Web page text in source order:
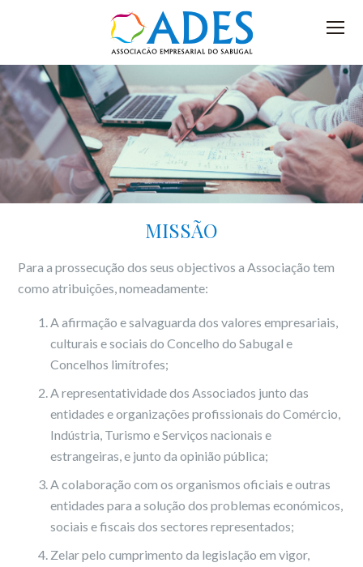
MISSÃO
Para a prossecução dos seus objectivos a Associação tem
como atribuições, nomeadamente:
A afirmação e salvaguarda dos valores empresariais,
culturais e sociais do Concelho do Sabugal e
Concelhos limítrofes;
A representatividade dos Associados junto das
entidades e organizações profissionais do Comércio,
Indústria, Turismo e Serviços nacionais e
estrangeiras, e junto da opinião pública;
A colaboração com os organismos oficiais e outras
entidades para a solução dos problemas económicos,
sociais e fiscais dos sectores representados;
Zelar pelo cumprimento da legislação em vigor,